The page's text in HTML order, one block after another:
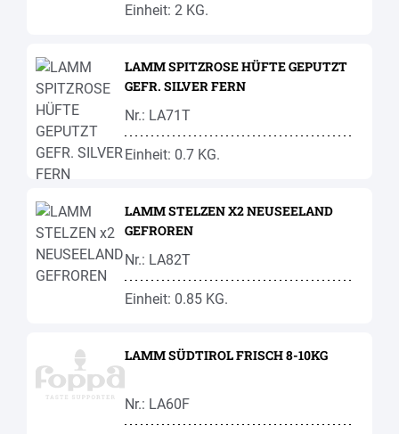
Einheit: 2 KG.
LAMM SPITZROSE HÜFTE GEPUTZT
GEFR. SILVER FERN
Nr.: LA71T
Einheit: 0.7 KG.
LAMM STELZEN X2 NEUSEELAND
GEFROREN
Nr.: LA82T
Einheit: 0.85 KG.
LAMM SÜDTIROL FRISCH 8-10KG
Nr.: LA60F